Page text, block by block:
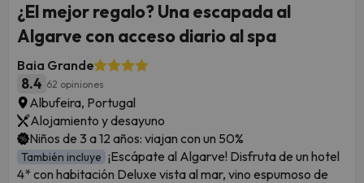
¿El mejor regalo? Una escapada al
Algarve con acceso diario al spa
Baia Grande
8.4 62 opiniones
Albufeira, Portugal
Alojamiento y desayuno
Niños de 3 a 12 años: viajan con un 50%
También incluye ¡Escápate al Algarve! Disfruta de un hotel
4* con habitación Deluxe vista al mar, vino espumoso de